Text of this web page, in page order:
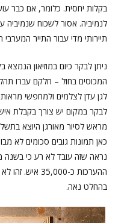
בקלות יחסית. כלומר, אם כבר
לנמיביה. אסור לשכוח
תיירותי מדי עבור התייר
ניתן לבקר כיום במוזיאון
המכוסים בחול – חלקם עברו
לגן עדן לצלמים ולמחפשי
לבקר במקום יש צורך בקבלת
מראש לסיור מאורגן היוצא
כאן תמונות גובים סכומים לא
נראה שזה עובד לא רע כי בשנה
ההערכות כ-
בהחלט נאה.